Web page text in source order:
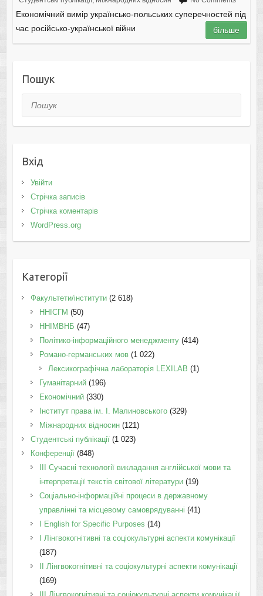
Економічний вимір українсько-польських суперечностей під
час російсько-української війни
більше
Пошук
Пошук
Вхід
Увійти
Стрічка записів
Стрічка коментарів
WordPress.org
Категорії
Факультети/інститути(2 618)
ННІСГМ (50)
ННІМВНБ (47)
Політико-інформаційного менеджменту(414)
Романо-германських мов(1 022)
Лексикографічна лабораторія LEXILAB (1)
Гуманітарний(196)
Економічний(330)
Інститут права ім. І. Малиновського(329)
Міжнародних відносин(121)
Студентські публікації(1 023)
Конференції(848)
III Сучасні технології викладання англійської мови та
інтерпретації текстів світової літератури(19)
Соціально-інформаційні процеси в державному
управлінні та місцевому самоврядуванні (41)
І English for Specific Purposes (14)
I Лінгвокогнітивні та соціокультурні аспекти комунікації
(187)
IІ Лінгвокогнітивні та соціокультурні аспекти комунікації
(169)